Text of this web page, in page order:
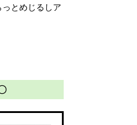
とめじるしア